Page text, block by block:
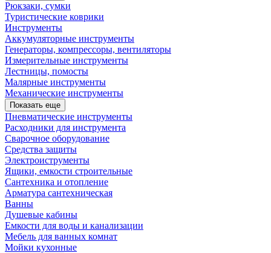
Рюкзаки, сумки
Туристические коврики
Инструменты
Аккумуляторные инструменты
Генераторы, компрессоры, вентиляторы
Измерительные инструменты
Лестницы, помосты
Малярные инструменты
Механические инструменты
Показать еще
Пневматические инструменты
Расходники для инструмента
Сварочное оборудование
Средства защиты
Электроиструменты
Ящики, емкости строительные
Сантехника и отопление
Арматура сантехническая
Ванны
Душевые кабины
Емкости для воды и канализации
Мебель для ванных комнат
Мойки кухонные